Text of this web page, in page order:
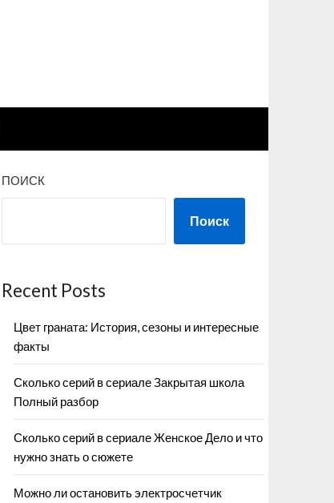
ПОИСК
Поиск
Recent Posts
Цвет граната: История, сезоны и интересные
факты
Сколько серий в сериале Закрытая школа
Полный разбор
Сколько серий в сериале Женское Дело и что
нужно знать о сюжете
Можно ли остановить электросчетчик